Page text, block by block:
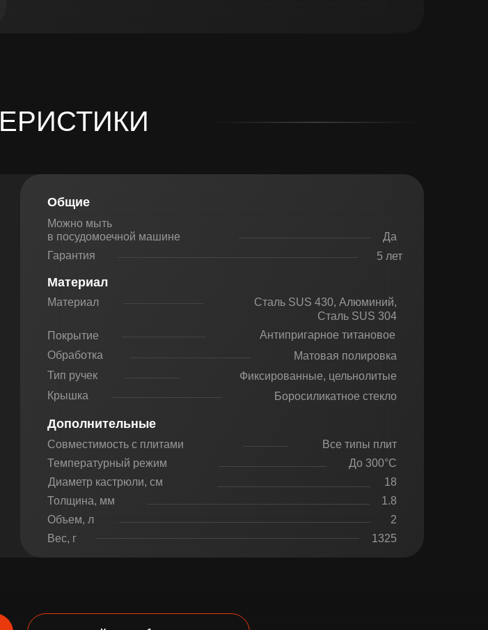
1.8
Толщина, мм
Да
Можно мыть
в посудомоечной машине
Сталь SUS 430, Алюминий,
Сталь SUS 304
До 300°C
18
2
1325
Матовая полировка
Все типы плит
5 лет
Гарантия
Боросиликатное стекло
Фиксированные, цельнолитые
Антипригарное титановое
Общие
Температурный режим
Диаметр кастрюли, см
Объем, л
Вес, г
Обработка
Совместимость с плитами
Крышка
Тип ручек
Дополнительные
Покрытие
Материал
Материал